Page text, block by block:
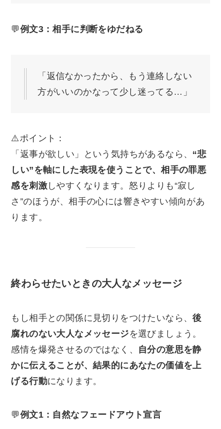
💬例文3：相手に判断をゆだねる
「返信なかったから、もう連絡しない
方がいいのかなって少し迷ってる…」
⚠️ポイント：
「返事が欲しい」という気持ちがあるなら、 “悲
しい”を軸にした表現を使うことで、相手の罪悪
感を刺激 しやすくなります。怒りよりも“寂し
さ”のほうが、相手の心には響きやすい傾向があ
ります。
終わらせたいときの大人なメッセージ
もし相手との関係に見切りをつけたいなら、後
腐れのない大人なメッセージを選びましょう。
感情を爆発させるのではなく、 自分の意思を静
かに伝えることが、結果的にあなたの価値を上
げる行動になります。
💬例文1：自然なフェードアウト宣言